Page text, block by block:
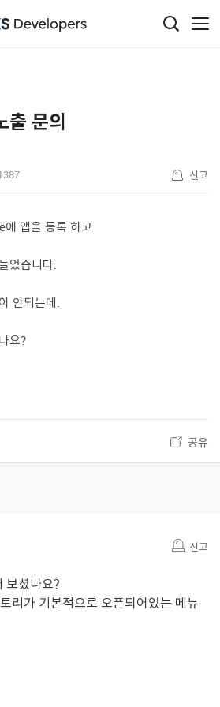
출 문의
신고
앱을 등록 하고
었습니다.
안되는데.
요?
공유
신고
보셨나요?
리가 기본적으로 오픈되어있는 메뉴